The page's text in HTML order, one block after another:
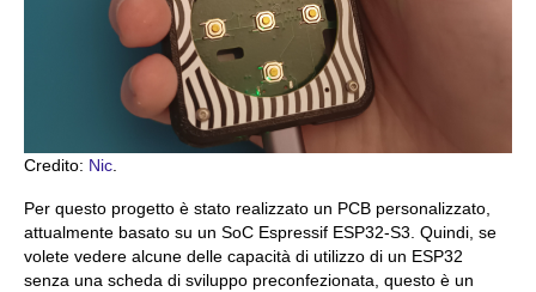
Credito: Nic.
Per questo progetto è stato realizzato un PCB personalizzato,
attualmente basato su un SoC Espressif ESP32-S3. Quindi, se
volete vedere alcune delle capacità di utilizzo di un ESP32
senza una scheda di sviluppo preconfezionata, questo è un